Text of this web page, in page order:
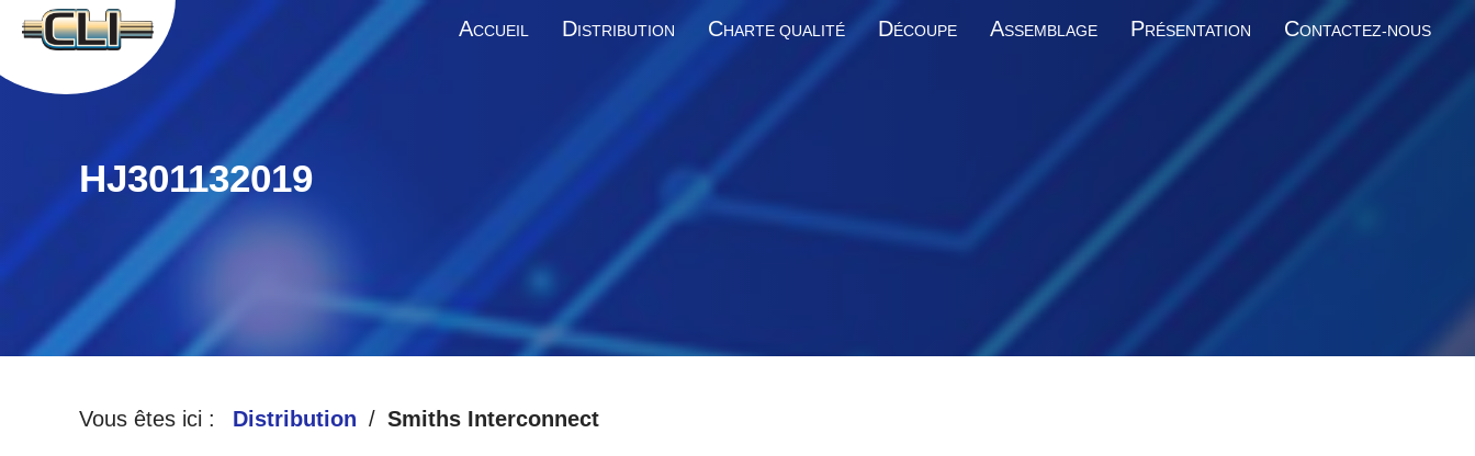
ACCUEIL DISTRIBUTION CHARTE QUALITÉ DÉCOUPE ASSEMBLAGE PRÉSENTATION CONTACTEZ-NOUS
HJ301132019
Vous êtes ici : Distribution Smiths Interconnect